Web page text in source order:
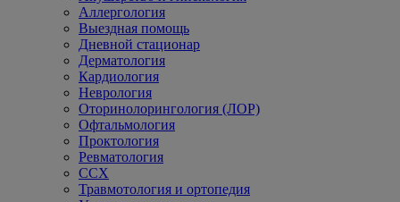
Аллергология
Выездная помощь
Дневной стационар
Дерматология
Кардиология
Неврология
Оторинолорингология (ЛОР)
Офтальмология
Проктология
Ревматология
ССХ
Травмотология и ортопедия